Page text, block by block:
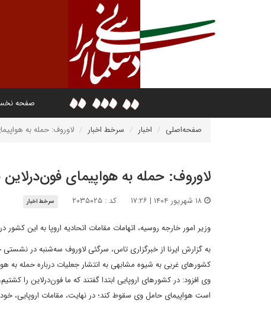
صفحه
صفحه‌اصلی اخبار سرخط اخبار لاوروف: حمله به
لاوروف: حمله به هواپیمای
کد : ۲۰۳۵۰۲۵ سرخط اخبار
وزیر امور خارجه روسیه، اتهامات مقامات اتحادیه اروپا به این
به گزارش ایرنا از خبرگزاری تاس،‌ سرگئی لاوروف سه‌شنبه در
کشورهای غربی به شیوه مشابهی به انتشار جعلیات درباره حمله به
وی افزود: در کشورهای اروپایی ابتدا گفتند که ما فون‌درلاین
است هواپیمای حامل وی سقوط کند؛ در نهایت، مقامات اروپایی، خود